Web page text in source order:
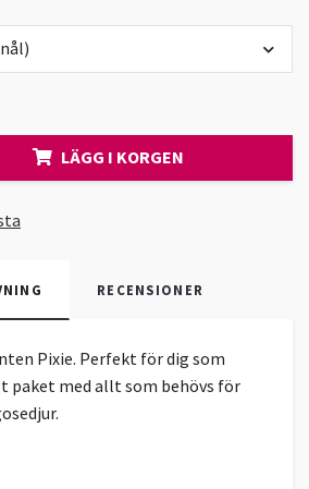
LÄGG I KORGEN
RECENSIONER
Pixie. Perfekt för dig som
paket med allt som behövs för